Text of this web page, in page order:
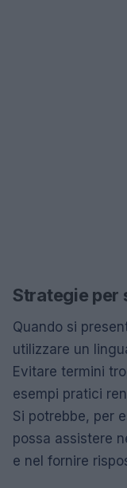
Strategie per
Quando si
utilizzare un
Evitare termini
esempi pratici
Si potrebbe, per
possa assistere
e nel fornire